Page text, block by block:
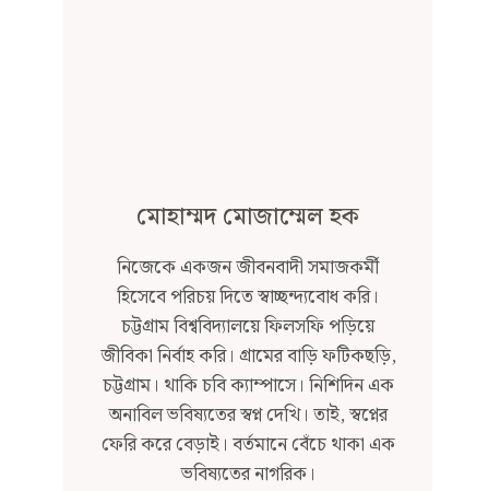
মোহাম্মদ মোজাম্মেল হক
নিজেকে একজন জীবনবাদী সমাজকর্মী
হিসেবে পরিচয় দিতে স্বাচ্ছন্দ্যবোধ করি।
চট্টগ্রাম বিশ্ববিদ্যালয়ে ফিলসফি পড়িয়ে
জীবিকা নির্বাহ করি। গ্রামের বাড়ি ফটিকছড়ি,
চট্টগ্রাম। থাকি চবি ক্যাম্পাসে। নিশিদিন এক
অনাবিল ভবিষ্যতের স্বপ্ন দেখি। তাই, স্বপ্নের
ফেরি করে বেড়াই। বর্তমানে বেঁচে থাকা এক
ভবিষ্যতের নাগরিক।